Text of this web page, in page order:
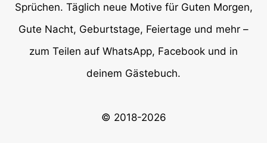
Sprüchen. Täglich neue Motive für Guten Morgen,
Gute Nacht, Geburtstage, Feiertage und mehr –
zum Teilen auf WhatsApp, Facebook und in
deinem Gästebuch.
© 2018-2026